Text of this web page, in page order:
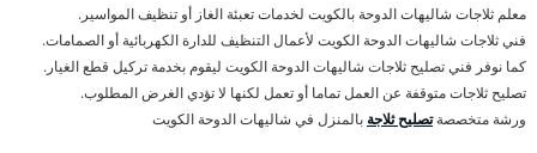
معلم ثلاجات شاليهات الدوحة بالكويت لخدمات تعبئة الغاز أو تنظيف المواسير.
فني ثلاجات شاليهات الدوحة الكويت لأعمال التنظيف للدارة الكهربائية أو الصمامات.
كما نوفر فني تصليح ثلاجات شاليهات الدوحة الكويت ليقوم بخدمة تركيل قطع الغيار.
تصليح ثلاجات متوقفة عن العمل تماما أو تعمل لكنها لا تؤدي الغرض المطلوب.
ورشة متخصصةتصليح ثلاجة بالمنزل في شاليهات الدوحة الكويت